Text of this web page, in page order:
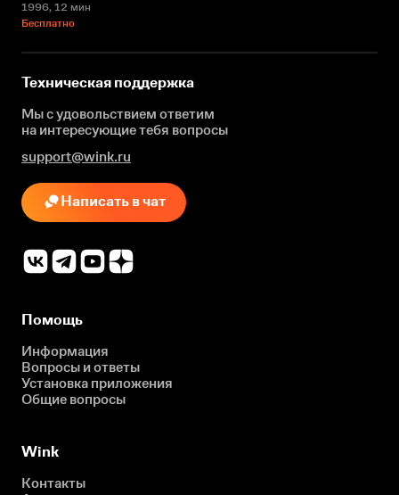
1996, 12 мин
Бесплатно
Техническая поддержка
Мы с удовольствием ответим
на интересующиетебя вопросы
support@wink.ru
Написать в чат
Помощь
Информация
Вопросы и ответы
Установка приложения
Общие вопросы
Wink
Контакты